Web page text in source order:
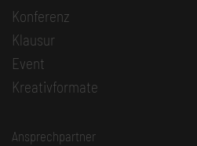
Konferenz
Klausur
Event
Kreativformate
Ansprechpartner